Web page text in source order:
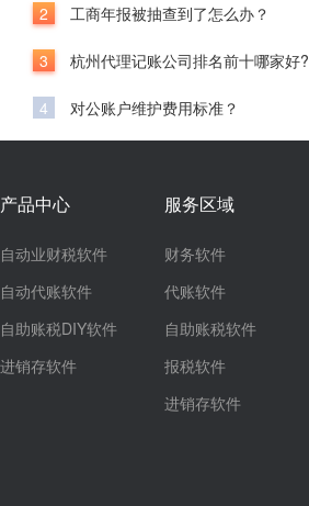
2 工商年报被抽查到了怎么办？
3 杭州代理记账公司排名前十哪家好?
4 对公账户维护费用标准？
产品中心
自动业财税软件
自动代账软件
自助账税DIY软件
进销存软件
服务区域
财务软件
代账软件
自助账税软件
报税软件
进销存软件